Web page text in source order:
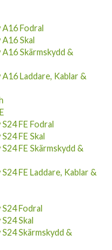
A16 Fodral
A16 Skal
A16 Skärmskydd &
A16 Laddare, Kablar &
FE Fodral
FE Skal
FE Skärmskydd &
FE Laddare, Kablar &
S24 Fodral
Skal
S24 Skärmskydd &